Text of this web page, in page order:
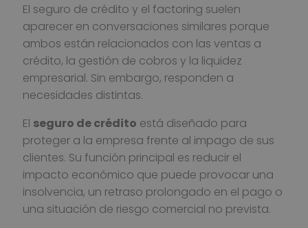
El seguro de crédito y el factoring suelen
aparecer en conversaciones similares porque
ambos están relacionados con las ventas a
crédito, la gestión de cobros y la liquidez
empresarial. Sin embargo, responden a
necesidades distintas.
El seguro de crédito está diseñado para
proteger a la empresa frente al impago de sus
clientes. Su función principal es reducir el
impacto económico que puede provocar una
insolvencia, un retraso prolongado en el pago o
una situación de riesgo comercial no prevista.